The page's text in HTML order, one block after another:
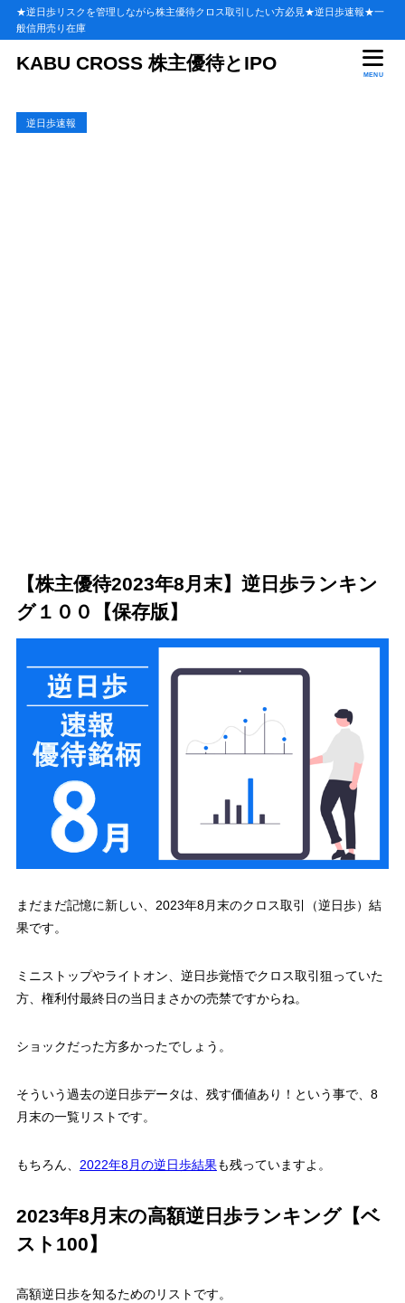
★逆日歩リスクを管理しながら株主優待クロス取引したい方必見★逆日歩速報★一
般信用売り在庫
KABU CROSS 株主優待とIPO
MENU
逆日歩速報
【株主優待2023年8月末】逆日歩ランキン
グ１００【保存版】
まだまだ記憶に新しい、2023年8月末のクロス取引（逆日歩）結
果です。
ミニストップやライトオン、逆日歩覚悟でクロス取引狙っていた
方、権利付最終日の当日まさかの売禁ですからね。
ショックだった方多かったでしょう。
そういう過去の逆日歩データは、残す価値あり！という事で、8
月末の一覧リストです。
もちろん、 2022年8月の逆日歩結果も残っていますよ。
2023年8月末の高額逆日歩ランキング【ベ
スト100】
高額逆日歩を知るためのリストです。
目次
1.1 8月末の逆日歩ランキング【1～10位】